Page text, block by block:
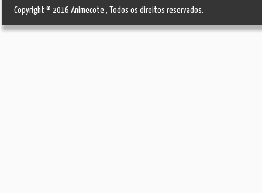
Copyright © 2016 Animecote , Todos os direitos reservados.